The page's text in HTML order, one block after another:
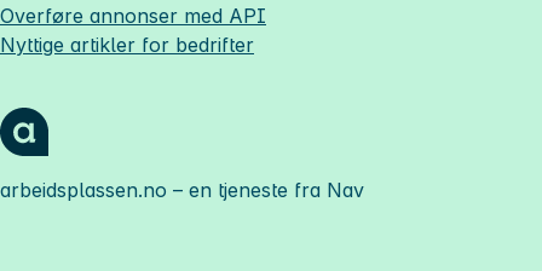
Overføre annonser med API
Nyttige artikler for bedrifter
arbeidsplassen.no – en tjeneste fra Nav